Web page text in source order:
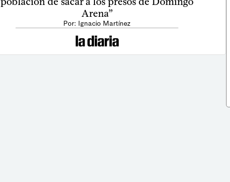
Arena”
Por: Ignacio Martínez